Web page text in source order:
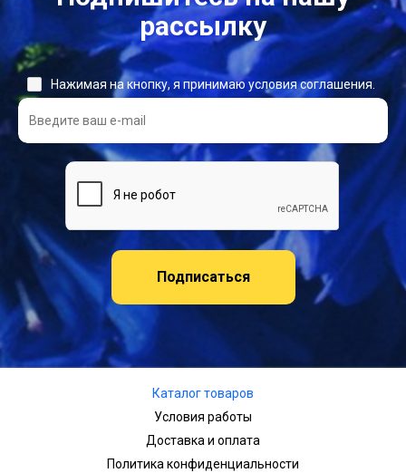
рассылку
Подписаться
Нажимая на кнопку, я принимаю условия соглашения.
Каталог товаров
Условия работы
Доставка и оплата
Политика конфиденциальности